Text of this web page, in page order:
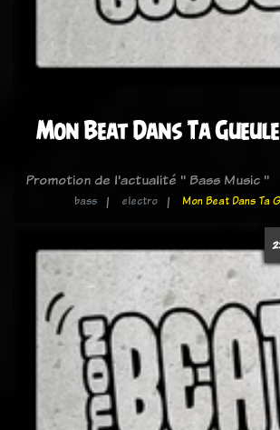
Mon Beat Dans Ta Gueule
Promotion de l'actualité " Bass Music "
bass electro Mon Beat Dans Ta